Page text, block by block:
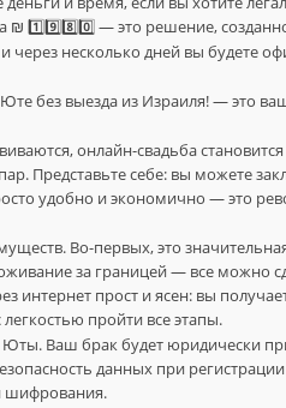
1️⃣9️⃣8️⃣0️⃣ — это решение,
и через несколько дней вы будете
без выезда из Израиля! — это
онлайн-свадьба
Представьте себе: вы можете
удобно и экономично — это
Во-первых, это
за границей — все можно
интернет прост и ясен: вы
пройти все этапы.
Юты. Ваш брак будет юридически
данных при
шифрования.